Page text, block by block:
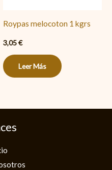
Roypas melocoton 1 kgrs
3,05€
Leer Más